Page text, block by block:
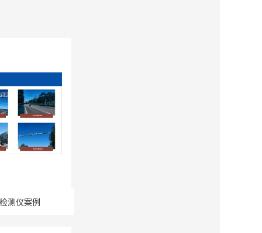
测仪案例